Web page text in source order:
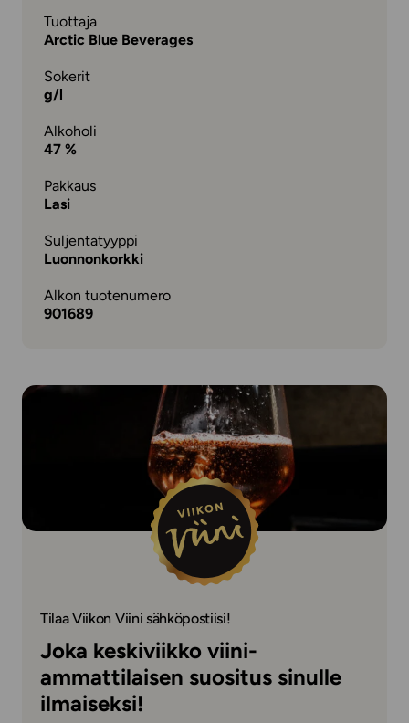
Tuottaja
Arctic Blue Beverages
Sokerit
g/l
Alkoholi
47 %
Pakkaus
Lasi
Suljentatyyppi
Luonnonkorkki
Alkon tuotenumero
901689
Tilaa Viikon Viini sähköpostiisi!
Joka keskiviikko viini-
ammattilaisen suositus sinulle
ilmaiseksi!